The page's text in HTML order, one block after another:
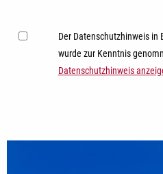
Der Datenschutzhinweis in
wurde zur Kenntnis
Datenschutzhinweis